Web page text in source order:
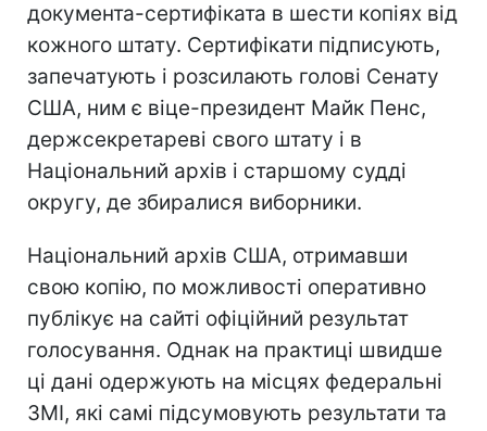
документа-сертифіката в шести копіях від
кожного штату. Сертифікати підписують,
запечатують і розсилають голові Сенату
США, ним є віце-президент Майк Пенс,
держсекретареві свого штату і в
Національний архів і старшому судді
округу, де збиралися виборники.
Національний архів США, отримавши
свою копію, по можливості оперативно
публікує на сайті офіційний результат
голосування. Однак на практиці швидше
ці дані одержують на місцях федеральні
ЗМІ, які самі підсумовують результати та